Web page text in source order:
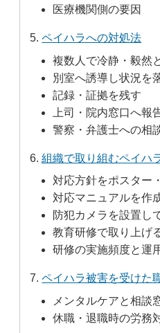
医療機関側の要因
ペイハラへの対処法
複数人で冷静・毅然
別室へ誘導し状況を
記録・証拠を残す
上司・院内窓口へ報
警察・弁護士への相
組織で取り組むペイハ
対応方針をポスター
対応マニュアルを作
防犯カメラを設置し
教育研修で取り上げ
研修の実施頻度と運
ペイハラ被害を受けた
メンタルケアと相談
休職・退職時の労務